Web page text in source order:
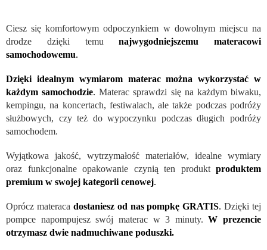
Ciesz się komfortowym odpoczynkiem w dowolnym miejscu na
drodze dzięki temunajwygodniejszemu materacowi
samochodowemu.
Dzięki idealnym wymiarom materac można wykorzystać w
każdym samochodzie. Materac sprawdzi się na każdym biwaku,
kempingu, na koncertach, festiwalach, ale także podczas podróży
służbowych, czy też do wypoczynku podczas długich podróży
samochodem.
Wyjątkowa jakość, wytrzymałość materiałów, idealne wymiary
oraz funkcjonalne opakowanie czynią ten produkt produktem
premium w swojej kategorii cenowej.
Oprócz materaca dostaniesz od nas pompkę GRATIS. Dzięki tej
pompce napompujesz swój materac w 3 minuty.W prezencie
otrzymasz dwie nadmuchiwane poduszki.